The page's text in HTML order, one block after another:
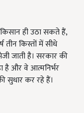
ही उठा सकते हैं,
तीन किस्तों में सीधे
जाती है। सरकार की
है और वे आत्मनिर्भर
सुधार कर रहे हैं।